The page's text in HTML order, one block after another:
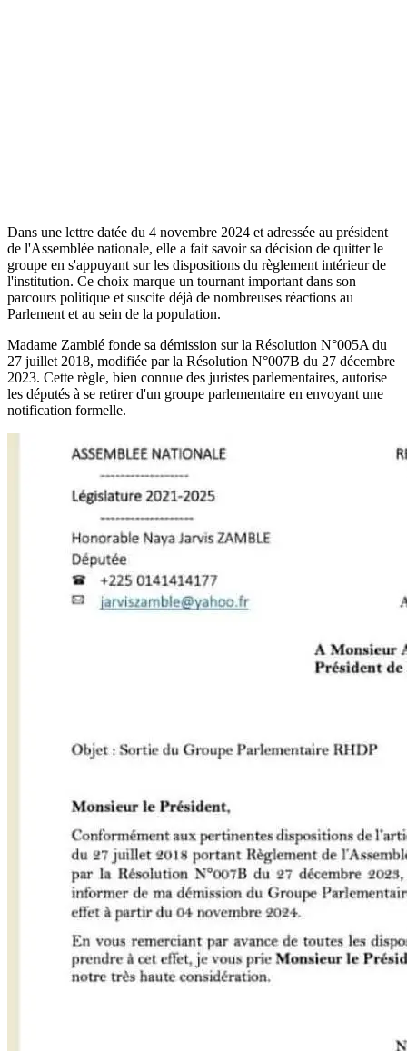
Dans une lettre datée du 4 novembre 2024 et adressée au président
de l'Assemblée nationale, elle a fait savoir sa décision de quitter le
groupe en s'appuyant sur les dispositions du règlement intérieur de
l'institution. Ce choix marque un tournant important dans son
parcours politique et suscite déjà de nombreuses réactions au
Parlement et au sein de la population.
Madame Zamblé fonde sa démission sur la Résolution N°005A du
27 juillet 2018, modifiée par la Résolution N°007B du 27 décembre
2023. Cette règle, bien connue des juristes parlementaires, autorise
les députés à se retirer d'un groupe parlementaire en envoyant une
notification formelle.